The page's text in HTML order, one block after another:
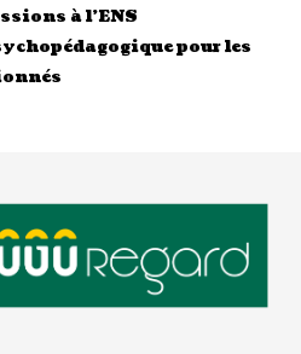
à l’ENS
pour les